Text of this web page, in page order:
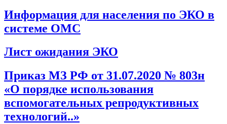
Информация для населения по ЭКО в
системе ОМС
Лист ожидания ЭКО
Приказ МЗ РФ от 31.07.2020 № 803н
«О порядке использования
вспомогательных репродуктивных
технологий..»